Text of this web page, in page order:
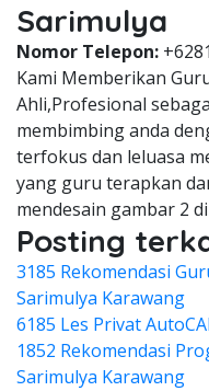
Sarimulya
Nomor Telepon:
Kami Memberikan
Ahli,Profesional
membimbing anda
terfokus dan leluasa
yang guru terapkan
mendesain gambar 2
Posting
3185 Rekomendasi
Sarimulya Karawang
6185 Les Privat
1852 Rekomendasi
Sarimulya Karawang